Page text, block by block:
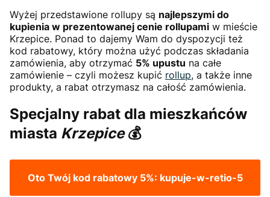
Wyżej przedstawione rollupy są najlepszymi do
kupienia w prezentowanej cenie rollupami w mieście
Krzepice. Ponad to dajemy Wam do dyspozycji też
kod rabatowy, który można użyć podczas składania
zamówienia, aby otrzymać 5% upustu na całe
zamówienie – czyli możesz kupić rollup, a także inne
produkty, a rabat otrzymasz na całość zamówienia.
Specjalny rabat dla mieszkańców
miasta Krzepice💰
Oto Twój kod rabatowy 5%: kupuje-w-retio-5